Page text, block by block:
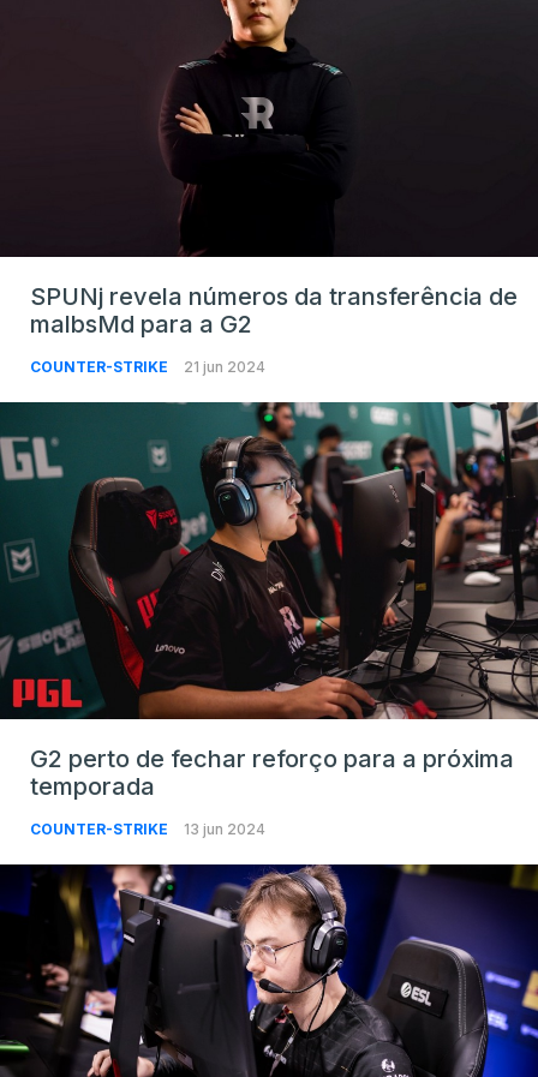
SPUNj revela números da transferência de
malbsMd para a G2
COUNTER-STRIKE 21 jun 2024
G2 perto de fechar reforço para a próxima
temporada
COUNTER-STRIKE 13 jun 2024